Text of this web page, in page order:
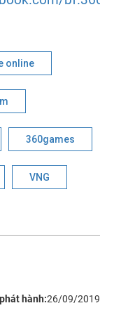
online
360games
VNG
hành:26/09/2019